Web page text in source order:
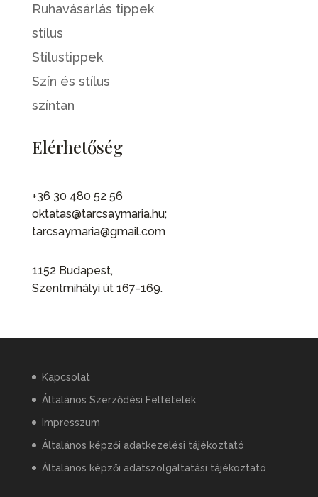
Ruhavásárlás tippek
stílus
Stílustippek
Szín és stílus
színtan
Elérhetőség
+36 30 480 52 56
oktatas@tarcsaymaria.hu;
tarcsaymaria@gmail.com
1152 Budapest,
Szentmihályi út 167-169.
Kapcsolat
Általános Szerződési Feltételek
Impresszum
Általános képzői adatkezelési tájékoztató
Általános képzői adatszolgáltatási tájékoztató